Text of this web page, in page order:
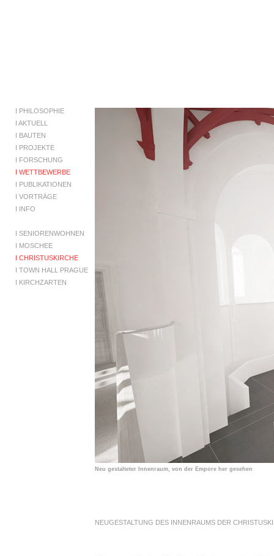
I PHILOSOPHIE
I AKTUELL
I BAUTEN
I PROJEKTE
I FORSCHUNG
I WETTBEWERBE
I PUBLIKATIONEN
I VORTRÄGE
I INFO
I SENIORENWOHNEN
I MOSCHEE
I CHRISTUSKIRCHE
I TOWN HALL PRAGUE
I KIRCHZARTEN
Neu gestalteter Innenraum, von der Empore her gesehen
NEUGESTALTUNG DES INNENRAUMS DER